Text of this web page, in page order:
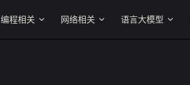
编程相关 网络相关 语言大模型